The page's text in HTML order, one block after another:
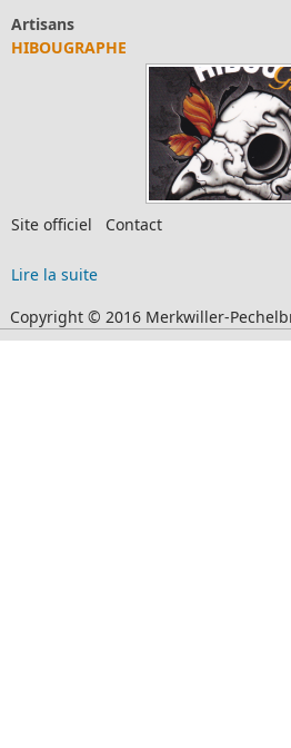
Artisans
HIBOUGRAPHE
Site officiel Contact
Lire la suite
Copyright © 2016 Merkwiller-